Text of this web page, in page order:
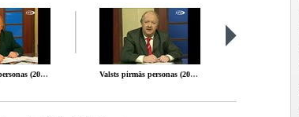
Valsts pirmās personas (2006-09-07) Valsts pirmās personas (2006-09-14)